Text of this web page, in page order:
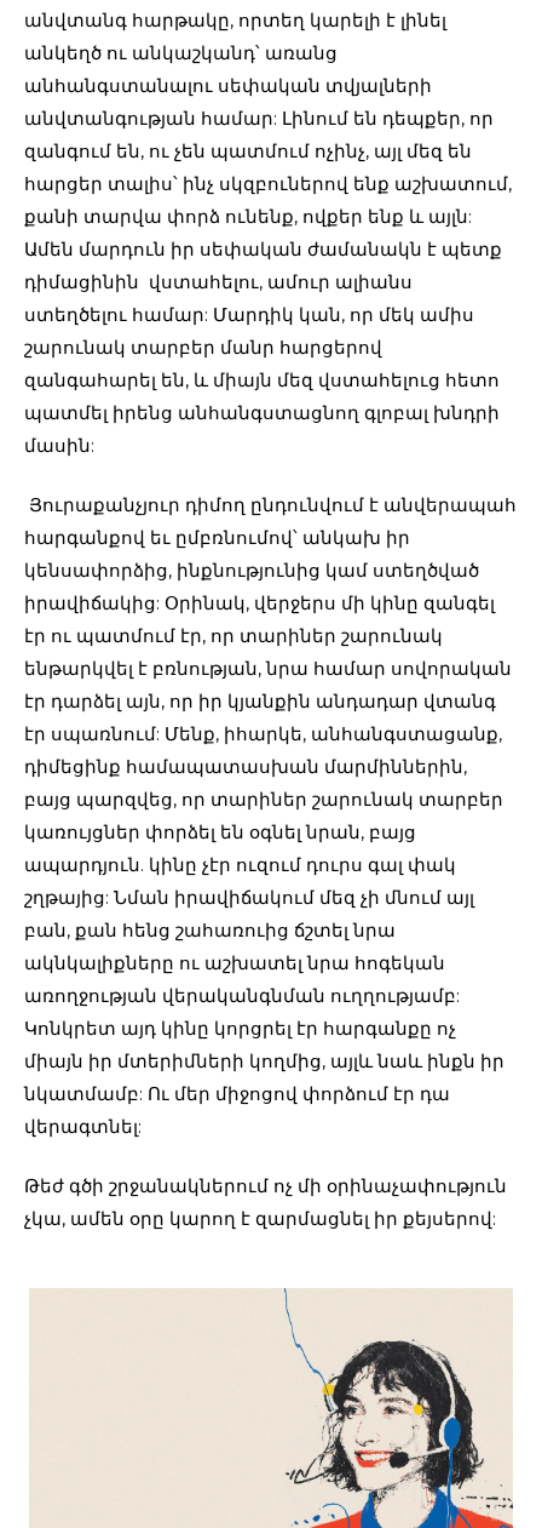
անվտանգ հարթակը, որտեղ կարելի է լինել
անկեղծ ու անկաշկանդ՝ առանց
անհանգստանալու սեփական տվյալների
անվտանգության համար: Լինում են դեպքեր, որ
զանգում են, ու չեն պատմում ոչինչ, այլ մեզ են
հարցեր տալիս՝ ինչ սկզբուներով ենք աշխատում,
քանի տարվա փորձ ունենք, ովքեր ենք և այլն:
Ամեն մարդուն իր սեփական ժամանակն է պետք
դիմացինին վստահելու, ամուր ալիանս
ստեղծելու համար: Մարդիկ կան, որ մեկ ամիս
շարունակ տարբեր մանր հարցերով
զանգահարել են, և միայն մեզ վստահելուց հետո
պատմել իրենց անհանգստացնող գլոբալ խնդրի
մասին:
Յուրաքանչյուր դիմող ընդունվում է անվերապահ
հարգանքով եւ ըմբռնումով՝ անկախ իր
կենսափորձից, ինքնությունից կամ ստեղծված
իրավիճակից: Օրինակ, վերջերս մի կինը զանգել
էր ու պատմում էր, որ տարիներ շարունակ
ենթարկվել է բռնության, նրա համար սովորական
էր դարձել այն, որ իր կյանքին անդադար վտանգ
էր սպառնում: Մենք, իհարկե, անհանգստացանք,
դիմեցինք համապատասխան մարմիններին,
բայց պարզվեց, որ տարիներ շարունակ տարբեր
կառույցներ փորձել են օգնել նրան, բայց
ապարդյուն. կինը չէր ուզում դուրս գալ փակ
շղթայից: Նման իրավիճակում մեզ չի մնում այլ
բան, քան հենց շահառուից ճշտել նրա
ակնկալիքները ու աշխատել նրա հոգեկան
առողջության վերականգնման ուղղությամբ:
Կոնկրետ այդ կինը կորցրել էր հարգանքը ոչ
միայն իր մտերիմների կողմից, այլև նաև ինքն իր
նկատմամբ: Ու մեր միջոցով փորձում էր դա
վերագտնել:
Թեժ գծի շրջանակներում ոչ մի օրինաչափություն
չկա, ամեն օրը կարող է զարմացնել իր քեյսերով: